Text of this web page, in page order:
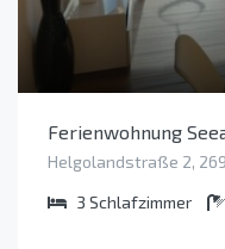
Ferienwohnung
Helgolandstraße 2,
3 Schlafzimmer